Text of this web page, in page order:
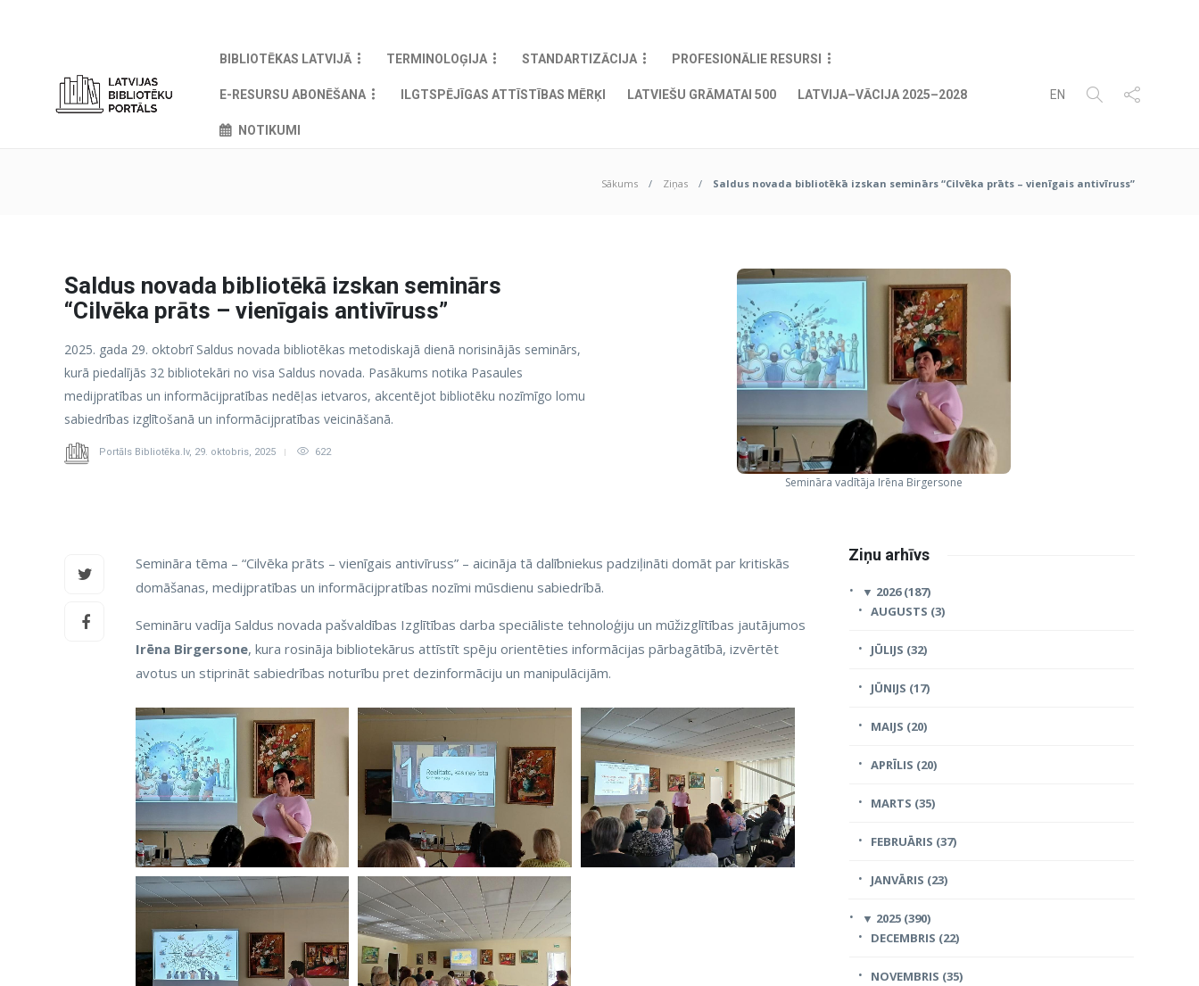
BIBLIOTĒKAS LATVIJĀ TERMINOLOĢIJA STANDARTIZĀCIJA PROFESIONĀLIE RESURSI
E-RESURSU ABONĒŠANA ILGTSPĒJĪGAS ATTĪSTĪBAS MĒRĶI LATVIEŠU GRĀMATAI 500 LATVIJA–VĀCIJA 2025–2028
NOTIKUMI
EN
Sākums Ziņas Saldus novada bibliotēkā izskan seminārs “Cilvēka prāts – vienīgais antivīruss”
Saldus novada bibliotēkā izskan seminārs
“Cilvēka prāts – vienīgais antivīruss”
2025. gada 29. oktobrī Saldus novada bibliotēkas metodiskajā dienā norisinājās seminārs,
kurā piedalījās 32 bibliotekāri no visa Saldus novada. Pasākums notika Pasaules
medijpratības un informācijpratības nedēļas ietvaros, akcentējot bibliotēku nozīmīgo lomu
sabiedrības izglītošanā un informācijpratības veicināšanā.
Portāls Bibliotēka.lv, 29. oktobris, 2025 622
Semināra vadītāja Irēna Birgersone
Semināra tēma – “Cilvēka prāts – vienīgais antivīruss” – aicināja tā dalībniekus padziļināti domāt par kritiskās
domāšanas, medijpratības un informācijpratības nozīmi mūsdienu sabiedrībā.
Semināru vadīja Saldus novada pašvaldības Izglītības darba speciāliste tehnoloģiju un mūžizglītības jautājumos
Irēna Birgersone, kura rosināja bibliotekārus attīstīt spēju orientēties informācijas pārbagātībā, izvērtēt
avotus un stiprināt sabiedrības noturību pret dezinformāciju un manipulācijām.
Ziņu arhīvs
▼ 2026 (187)
AUGUSTS (3)
JŪLIJS (32)
JŪNIJS (17)
MAIJS (20)
APRĪLIS (20)
MARTS (35)
FEBRUĀRIS (37)
JANVĀRIS (23)
▼ 2025 (390)
DECEMBRIS (22)
NOVEMBRIS (35)